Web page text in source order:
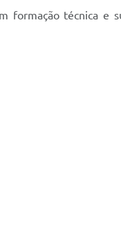
formação técnica e